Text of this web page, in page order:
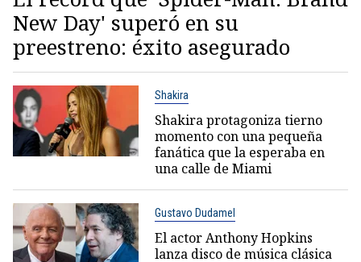
New Day' superó en su
preestreno: éxito asegurado
Shakira
Shakira protagoniza tierno
momento con una pequeña
fanática que la esperaba en
una calle de Miami
Gustavo Dudamel
El actor Anthony Hopkins
lanza disco de música clásica